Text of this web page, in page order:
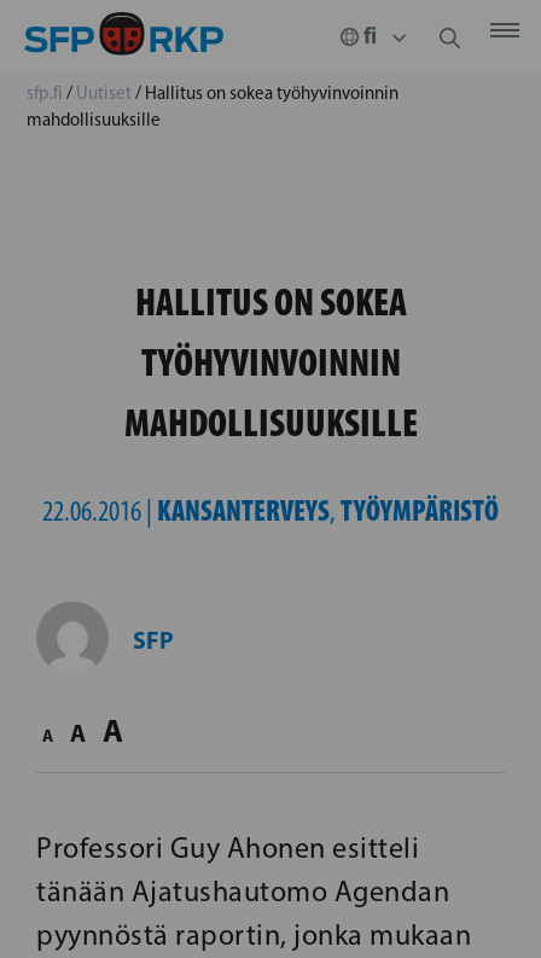
sfp.fi / Uutiset/ Hallitus on sokea työhyvinvoinnin
mahdollisuuksille
HALLITUS ON SOKEA
TYÖHYVINVOINNIN
MAHDOLLISUUKSILLE
22.06.2016 | KANSANTERVEYS,TYÖYMPÄRISTÖ
SFP
A A A
Professori Guy Ahonen esitteli
tänään Ajatushautomo Agendan
pyynnöstä raportin, jonka mukaan